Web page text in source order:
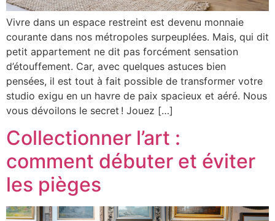
Vivre dans un espace restreint est devenu monnaie
courante dans nos métropoles surpeuplées. Mais, qui dit
petit appartement ne dit pas forcément sensation
d’étouffement. Car, avec quelques astuces bien
pensées, il est tout à fait possible de transformer votre
studio exigu en un havre de paix spacieux et aéré. Nous
vous dévoilons le secret ! Jouez […]
Collectionner l’art :
comment débuter et éviter
les pièges